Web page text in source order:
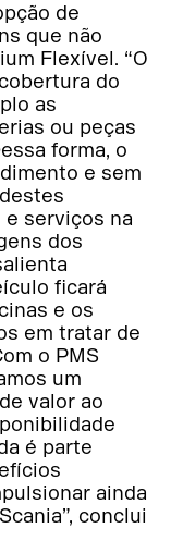
de
que não
Flexível. “O
do
as
ou peças
forma, o
e sem
serviços na
dos
ficará
e os
em tratar de
o PMS
um
valor ao
é parte
ainda
conclui